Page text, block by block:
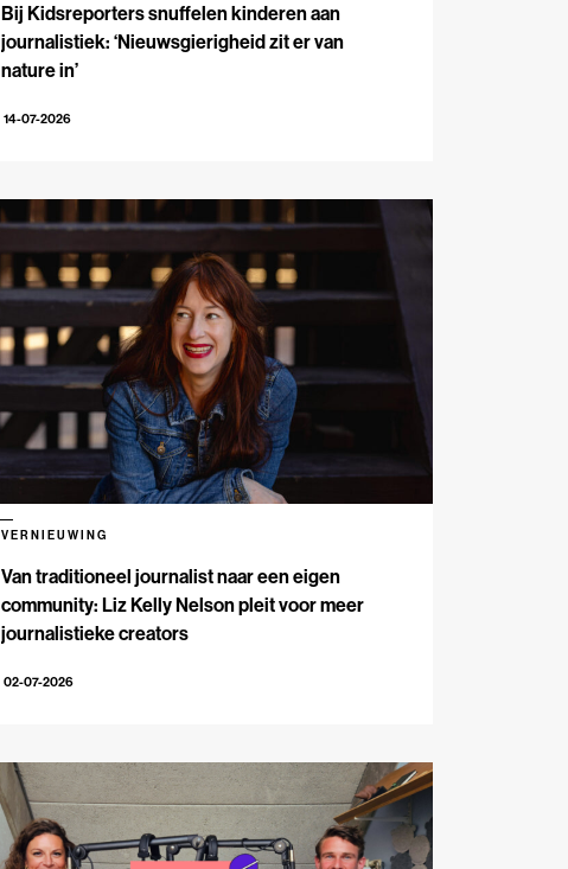
Bij Kidsreporters snuffelen kinderen aan
journalistiek: ‘Nieuwsgierigheid zit er van
nature in’
14-07-2026
Van traditioneel journalist naar een eigen
community: Liz Kelly Nelson pleit voor meer
journalistieke creators
VERNIEUWING
02-07-2026